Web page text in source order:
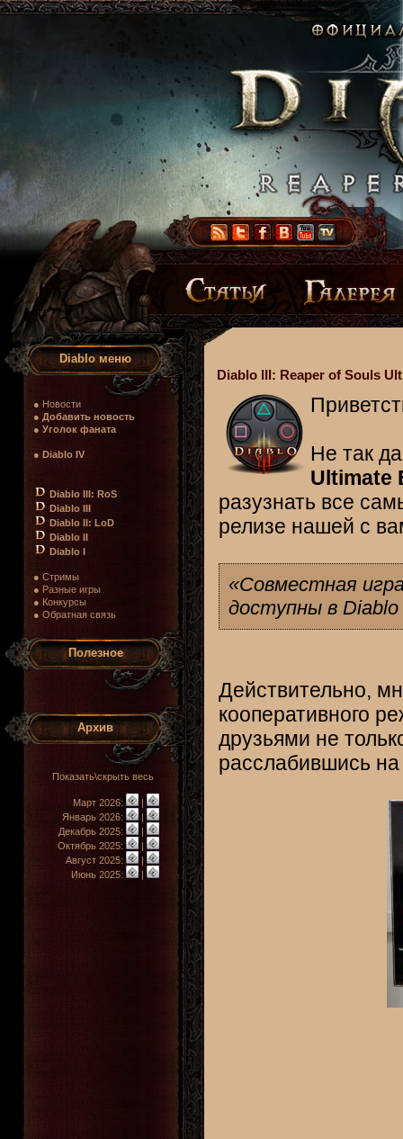
Diablo меню
● Новости
● Добавить новость
● Уголок фаната
● Diablo IV
Diablo III: RoS
Diablo III
Diablo II: LoD
Diablo II
Diablo I
● Стримы
● Разные игры
● Конкурсы
● Обратная связь
Полезное
Архив
Показать\скрыть весь
Март 2026:
|
Январь 2026:
|
Декабрь 2025:
|
Октябрь 2025:
|
Август 2025:
|
Июнь 2025:
|
Diablo III: Reaper of Souls
Не так
Ultimate
разузнать все
релизе нашей с
«Совместная
доступны в
Действительно,
кооперативного
друзьями не
расслабившись